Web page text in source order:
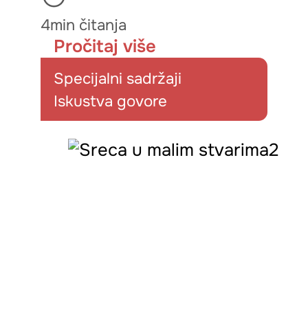
4min čitanja
Pročitaj više
Specijalni sadržaji
Iskustva govore